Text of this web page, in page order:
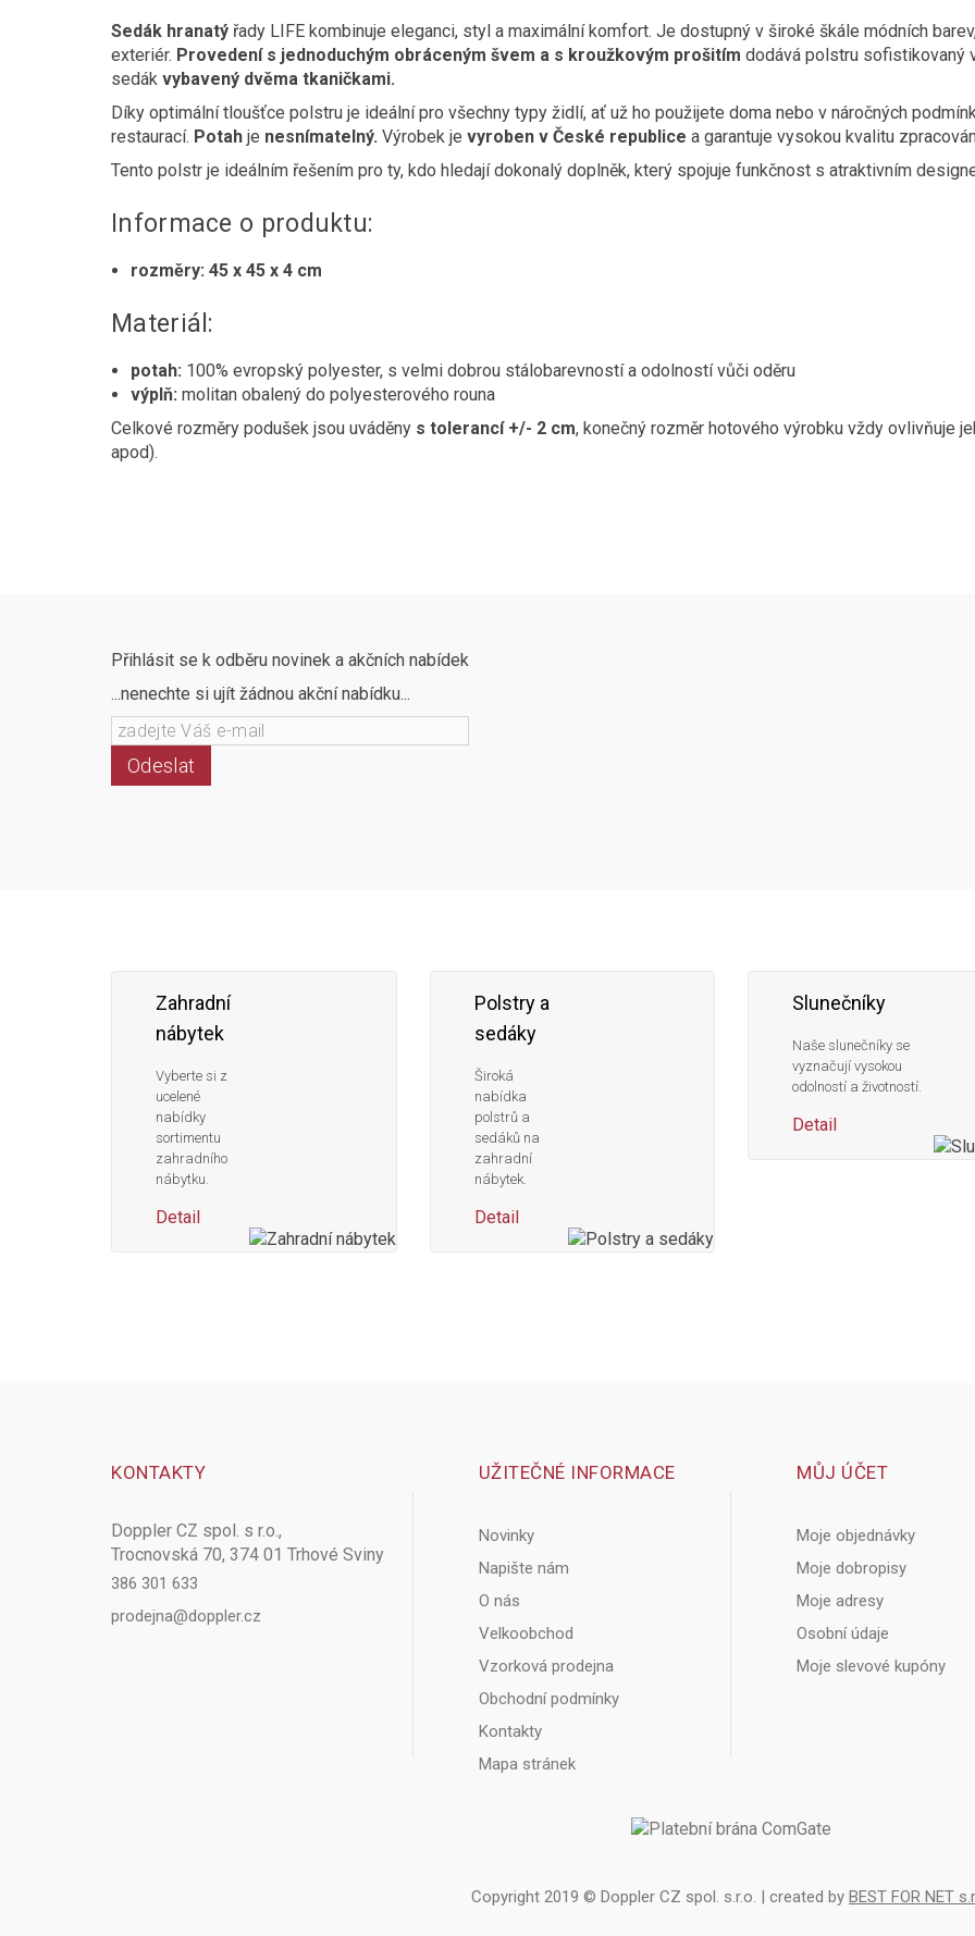
Sedák hranatý řady LIFE kombinuje eleganci, styl a maximální komfort. Je dostupný v široké škále módních
exteriér. Provedení s jednoduchým obráceným švem a s kroužkovým prošitím dodává polstru sofistikovaný
sedák vybavený dvěma tkaničkami.
Díky optimální tloušťce polstru je ideální pro všechny typy židlí, ať už ho použijete doma nebo v náročných
restaurací. Potah je nesnímatelný. Výrobek je vyroben v České republice a garantuje vysokou kvalitu
Tento polstr je ideálním řešením pro ty, kdo hledají dokonalý doplněk, který spojuje funkčnost s atraktivním
Informace o produktu:
rozměry: 45 x 45 x 4 cm
Materiál:
potah: 100% evropský polyester, s velmi dobrou stálobarevností a odolností vůči oděru
výplň: molitan obalený do polyesterového rouna
Celkové rozměry podušek jsou uváděny s tolerancí +/- 2 cm, konečný rozměr hotového výrobku vždy ovlivňuje
apod).
Přihlásit se k odběru novinek a akčních nabídek
...nenechte si ujít žádnou akční nabídku...
Odeslat
Zahradní
nábytek
Vyberte si z
ucelené
nabídky
sortimentu
zahradního
nábytku.
Detail
Polstry a
sedáky
Široká
nabídka
polstrů a
sedáků na
zahradní
nábytek.
Detail
Slunečníky
Naše slunečníky se
vyznačují vysokou
odolností a životností.
Detail
KONTAKTY
Doppler CZ spol. s r.o.,
Trocnovská 70, 374 01 Trhové Sviny
386 301 633
prodejna@doppler.cz
UŽITEČNÉ INFORMACE
Novinky
Napište nám
O nás
Velkoobchod
Vzorková prodejna
Obchodní podmínky
Kontakty
Mapa stránek
MŮJ ÚČET
Moje objednávky
Moje dobropisy
Moje adresy
Osobní údaje
Moje slevové kupóny
Copyright 2019 © Doppler CZ spol. s.r.o. | created by BEST FOR NET